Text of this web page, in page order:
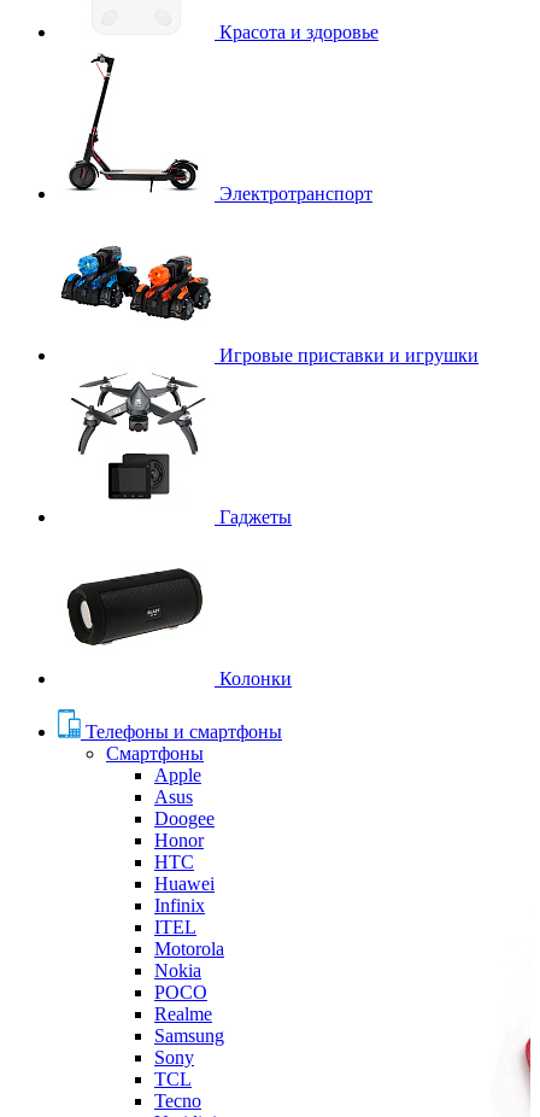
Красота и здоровье
Электротранспорт
Игровые приставки и игрушки
Гаджеты
Колонки
Телефоны и смартфоны
Смартфоны
Apple
Asus
Doogee
Honor
HTC
Huawei
Infinix
ITEL
Motorola
Nokia
POCO
Realme
Samsung
Sony
TCL
Tecno